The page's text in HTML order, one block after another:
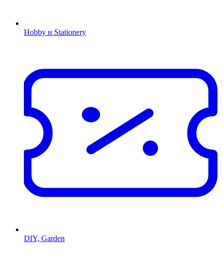
Hobby и Stationery
DIY, Garden